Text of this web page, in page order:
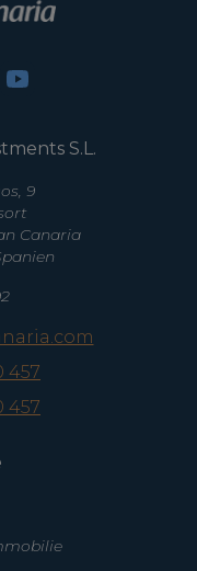
S.L.
9
Canaria
457
457